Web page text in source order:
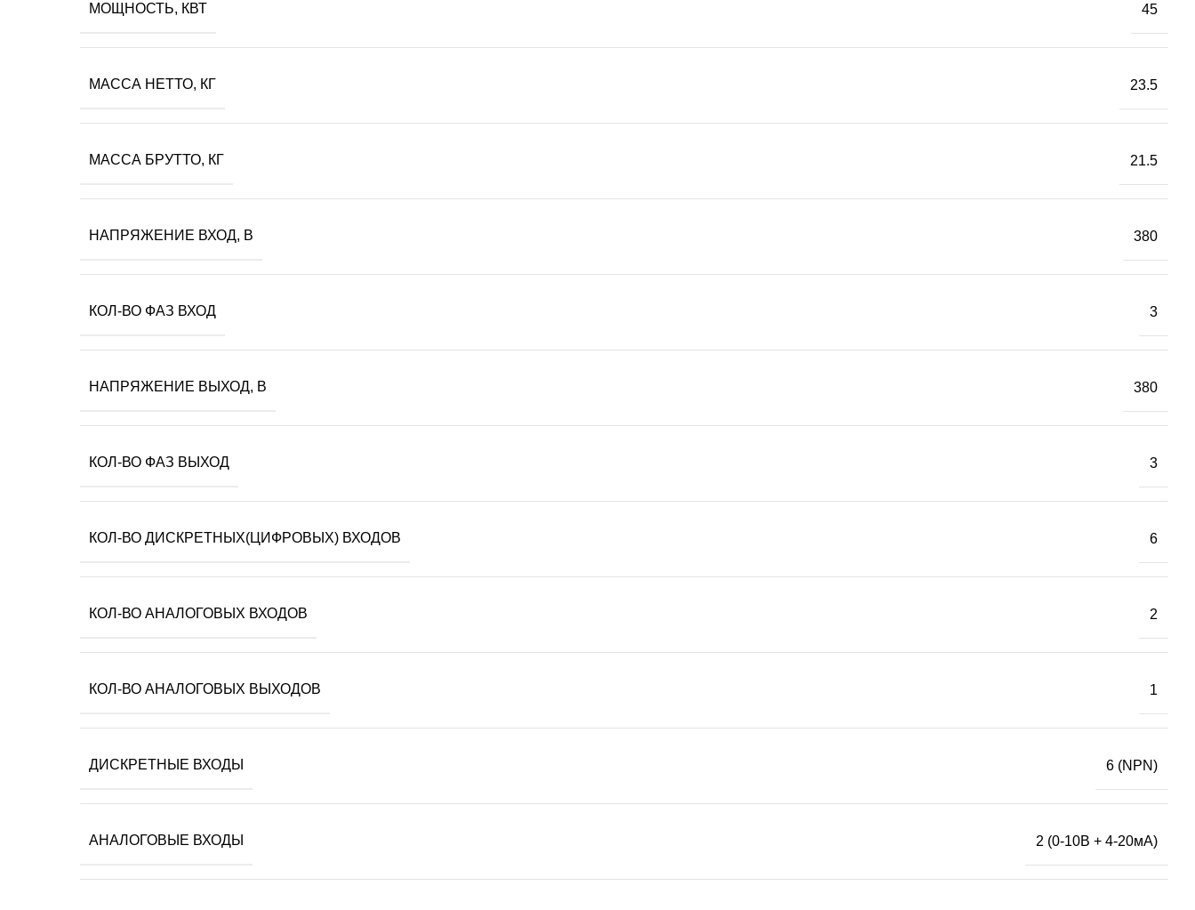
МОЩНОСТЬ, КВТ 45
МАССА НЕТТО, КГ 23.5
МАССА БРУТТО, КГ 21.5
НАПРЯЖЕНИЕ ВХОД, В 380
КОЛ-ВО ФАЗ ВХОД 3
НАПРЯЖЕНИЕ ВЫХОД, В 380
КОЛ-ВО ФАЗ ВЫХОД 3
КОЛ-ВО ДИСКРЕТНЫХ(ЦИФРОВЫХ) ВХОДОВ 6
КОЛ-ВО АНАЛОГОВЫХ ВХОДОВ 2
КОЛ-ВО АНАЛОГОВЫХ ВЫХОДОВ 1
ДИСКРЕТНЫЕ ВХОДЫ 6 (NPN)
АНАЛОГОВЫЕ ВХОДЫ 2 (0-10В + 4-20мА)